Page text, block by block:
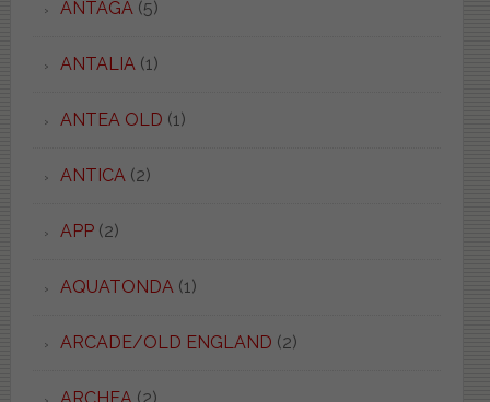
ANTAGA(5)
ANTALIA(1)
ANTEA OLD (1)
ANTICA(2)
APP(2)
AQUATONDA(1)
ARCADE/OLD ENGLAND (2)